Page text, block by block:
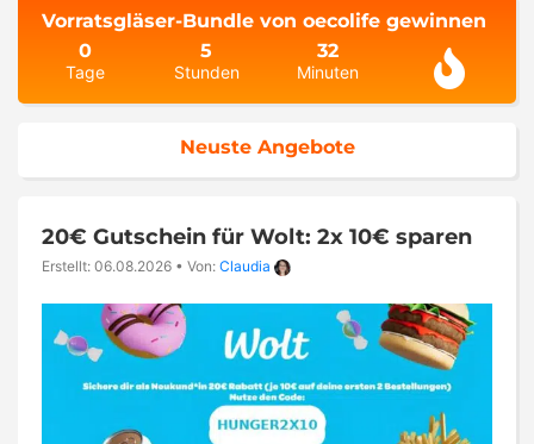
Vorratsgläser-Bundle von oecolife gewinnen
0
Tage
5
Stunden
32
Minuten
Neuste Angebote
20€ Gutschein für Wolt: 2x 10€ sparen
Erstellt: 06.08.2026 • Von: Claudia